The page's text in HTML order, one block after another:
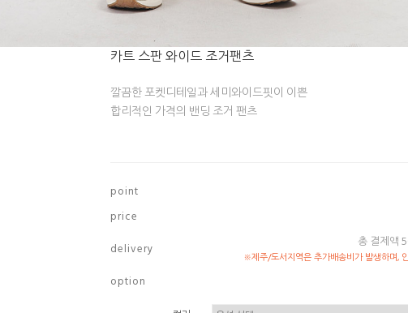
카트 스판 와이드 조거팬츠
깔끔한 포켓디테일과 세미와이드핏이 이쁜
합리적인 가격의 밴딩 조거 팬츠
p o i n t
p r i c e
d e l i v e r y
총 결제액
※제주/도서지역은 추가배송비가 발생하며,
o p t i o n